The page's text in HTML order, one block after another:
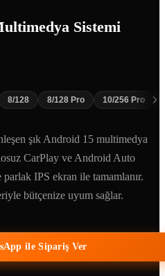
Sistemi
8/128 8/128 Pro 10/256 Pro
şık Android 15 multimedya
CarPlay ve Android Auto
IPS ekran ile tamamlanır.
bütçenize uyum sağlar.
ile Sipariş Ver